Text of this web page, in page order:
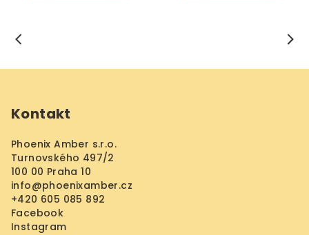
Kontakt
Phoenix Amber s.r.o.
Turnovského 497/2
100 00 Praha 10
info@phoenixamber.cz
+420 605 085 892
Facebook
Instagram